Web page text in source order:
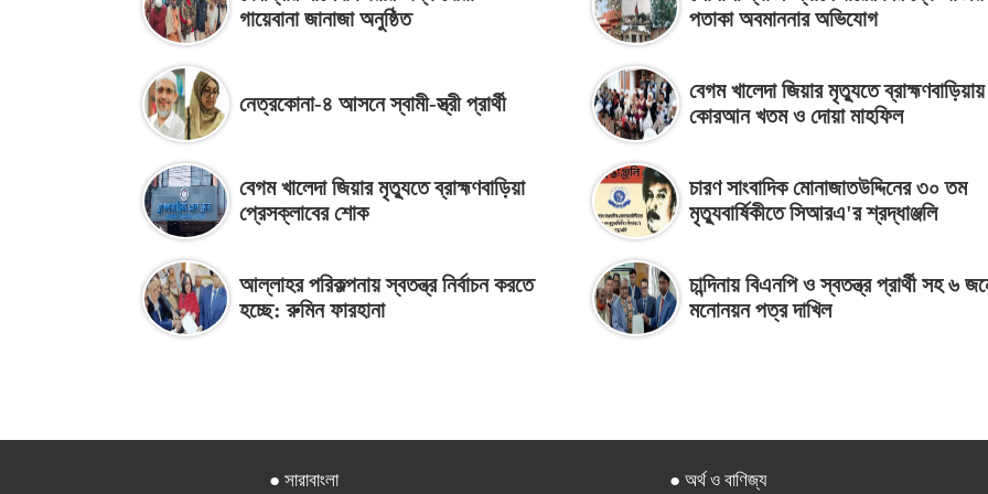
গায়েবানা জানাজা অনুষ্ঠিত
পতাকা অবমাননার অভিযোগ
নেত্রকোনা-৪ আসনে স্বামী-স্ত্রী প্রার্থী
বেগম খালেদা জিয়ার মৃত্যুতে ব্রাহ্মণবাড়িয়ায়
কোরআন খতম ও দোয়া মাহফিল
বেগম খালেদা জিয়ার মৃত্যুতে ব্রাহ্মণবাড়িয়া
প্রেসক্লাবের শোক
চারণ সাংবাদিক মোনাজাতউদ্দিনের ৩০ তম
মৃত্যুবার্ষিকীতে সিআরএ'র শ্রদ্ধাঞ্জলি
আল্লাহর পরিকল্পনায় স্বতন্ত্র নির্বাচন করতে
হচ্ছে: রুমিন ফারহানা
চান্দিনায় বিএনপি ও স্বতন্ত্র প্রার্থী সহ ৬
মনোনয়ন পত্র দাখিল
● সারাবাংলা ● অর্থ ও বাণিজ্য